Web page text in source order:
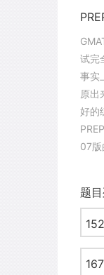
试完
事实
原出
好的
07版
题
152
167